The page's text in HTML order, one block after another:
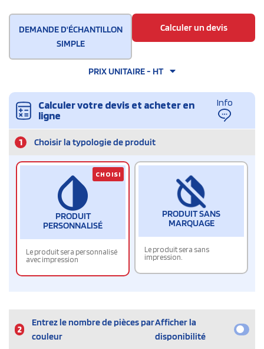
DEMANDE D'ÉCHANTILLON
SIMPLE
Calculer un devis
PRIX UNITAIRE - HT
Calculer votre devis et acheter en
ligne
Info
1 Choisir la typologie de produit
PRODUIT
PERSONNALISÉ
Le produit sera personnalisé
avec impression
CHOISI
PRODUIT SANS
MARQUAGE
Le produit sera sans
impression.
2
Entrez le nombre de pièces par
couleur
Afficher la
disponibilité